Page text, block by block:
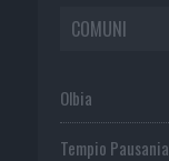
COMUNI
Olbia
Tempio Pausania